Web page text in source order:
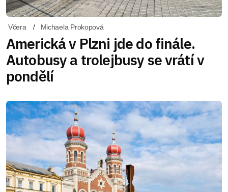
Včera Michaela Prokopová
Americká v Plzni jde do finále.
Autobusy a trolejbusy se vrátí v
pondělí